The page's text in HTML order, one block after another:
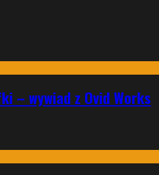
– wywiad z Ovid Works